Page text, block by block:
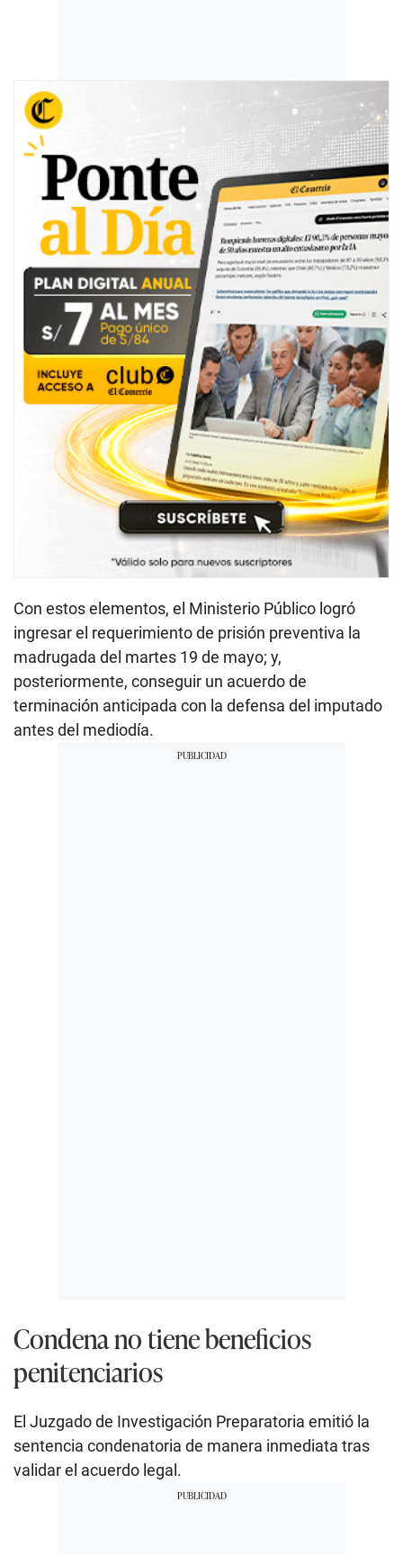
Con estos elementos, el Ministerio Público logró
ingresar el requerimiento de prisión preventiva la
madrugada del martes 19 de mayo; y,
posteriormente, conseguir un acuerdo de
terminación anticipada con la defensa del imputado
antes del mediodía.
Condena no tiene beneficios
penitenciarios
El Juzgado de Investigación Preparatoria emitió la
sentencia condenatoria de manera inmediata tras
validar el acuerdo legal.